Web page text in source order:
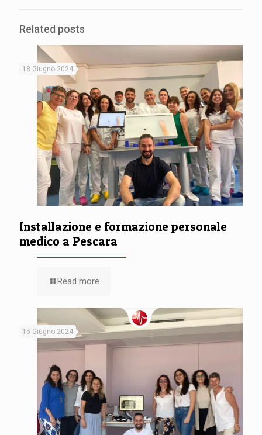
Related posts
18 Giugno 2024
Installazione e formazione personale
medico a Pescara
Read more
15 Giugno 2024